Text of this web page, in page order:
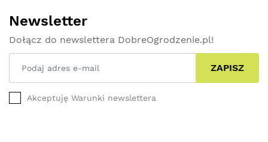
Newsletter
Dołącz do newslettera DobreOgrodzenie.pl!
ZAPISZ
Akceptuję Warunki newslettera